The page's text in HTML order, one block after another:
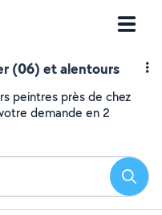
(06) et alentours
peintres près de chez
demande en 2